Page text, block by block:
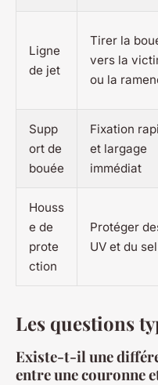
Ligne
de jet
Tirer la
vers la
ou la
Supp
ort de
bouée
Fixation
et largage
immédiat
Houss
e de
prote
ction
Protéger
UV et du sel
Les questions
Existe-t-il une
entre une couronne